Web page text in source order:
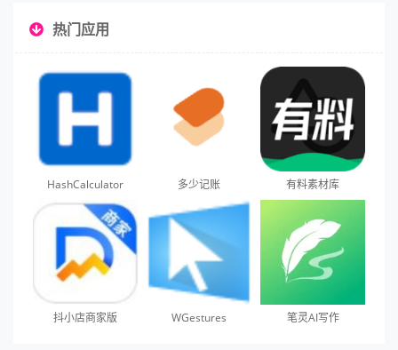
热门应用
HashCalculator 多少记账 有料素材库
抖小店商家版 WGestures 笔灵AI写作